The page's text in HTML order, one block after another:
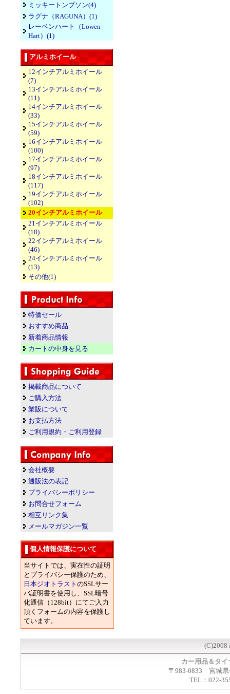
ミッキートンプソン(4)
ラグナ（RAGUNA）(1)
レーベンハート（Lowen
Hart）(1)
アルミホイール
12インチアルミホイール
(7)
13インチアルミホイール
(11)
14インチアルミホイール
(33)
15インチアルミホイール
(59)
16インチアルミホイール
(100)
17インチアルミホイール
(97)
18インチアルミホイール
(117)
19インチアルミホイール
(102)
20インチアルミホイール
21インチアルミホイール
(18)
22インチアルミホイール
(46)
24インチアルミホイール
(13)
その他(1)
特価セール
おすすめ商品
新着商品情報
カートの中身を見る
掲載商品について
ご購入方法
業販について
お支払方法
ご利用規約・ご利用登録
会社概要
通販法の表記
プライバシーポリシー
お問合せフォーム
相互リンク集
メールマガジン一覧
個人情報保護について
当サイトでは、実在性の証明
とプライバシー保護のため、
日本ジオトラスト のSSLサー
バ証明書を使用し、SSL暗号
化通信（128bit）にてご入力
頂くフォームの内容を保護し
ています。
(C)2008
カー用品＆タ
〒983-0833 宮城県
TEL：022-